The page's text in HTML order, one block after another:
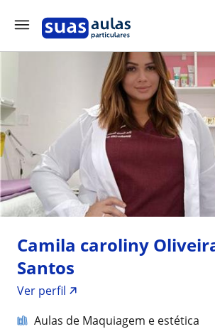
Camila caroliny
Santos
Ver perfil
Aulas de Maquiagem e estética